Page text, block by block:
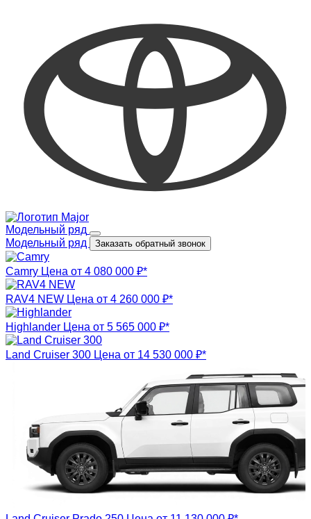
Модельный ряд
Модельный ряд
Заказать обратный звонок
Camry Цена от 4 080 000 ₽*
RAV4 NEW Цена от 4 260 000 ₽*
Highlander Цена от 5 565 000 ₽*
Land Cruiser 300 Цена от 14 530 000 ₽*